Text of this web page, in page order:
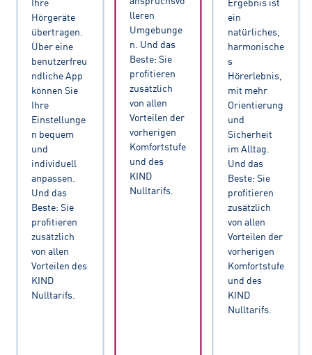
Hörgeräte
übertragen.
Über eine
benutzerfreu
ndliche App
können Sie
Ihre
Einstellunge
n bequem
und
individuell
anpassen.
Und das
Beste: Sie
profitieren
zusätzlich
von allen
Vorteilen des
KIND
Nulltarifs.
lleren
Umgebunge
n. Und das
Beste: Sie
profitieren
zusätzlich
von allen
Vorteilen der
vorherigen
Komfortstufe
und des
KIND
Nulltarifs.
ein
natürliches,
harmonische
s
Hörerlebnis,
mit mehr
Orientierung
und
Sicherheit
im Alltag.
Und das
Beste: Sie
profitieren
zusätzlich
von allen
Vorteilen der
vorherigen
Komfortstufe
und des
KIND
Nulltarifs.